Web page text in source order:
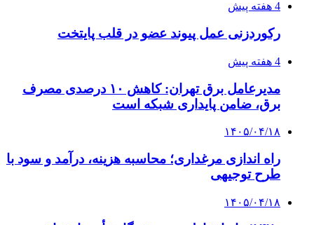
۱۴۰۵/۰۴/۱۴
دقیق‌ترین ابزارها را آنلاین بخریم؟
پیوندها
صندوق طلا
وام فوری
بازار و کسب و کار
3 هفته پیش